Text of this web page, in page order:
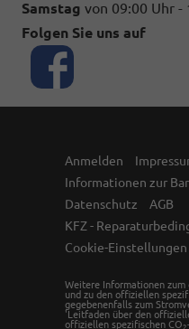
Samstag von 09:00 Uhr -
Folgen Sie uns auf
Anmelden
Informationen zur
Datenschutz
AGB
KFZ -
Cookie-Einstellungen
Weitere Informationen
und zu den offiziellen
gegebenenfalls zum
'Leitfaden über den
offiziellen spezifischen CO